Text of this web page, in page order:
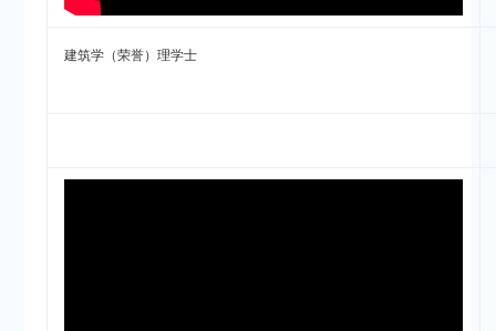
建筑学（荣誉）理学士